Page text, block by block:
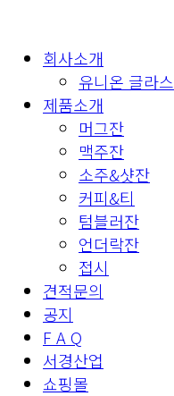
회사소개
유니온 글라스
제품소개
머그잔
맥주잔
소주&샷잔
커피&티
텀블러잔
언더락잔
접시
견적문의
공지
F A Q
서경산업
쇼핑몰